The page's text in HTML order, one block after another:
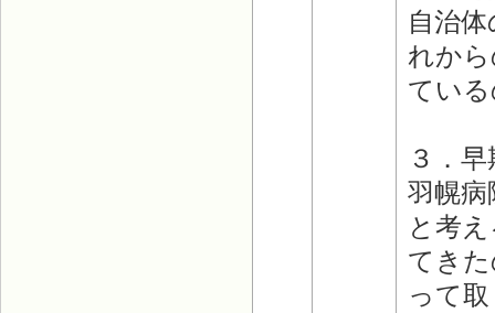
自治
れか
てい
３．
羽幌病
と考
てき
って